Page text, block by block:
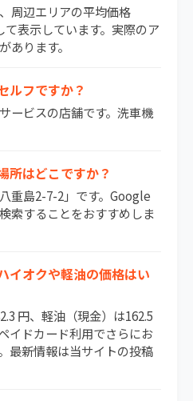
周辺エリアの平均価格
て表示しています。実際のア
あります。
ルフですか？
ービスの店舗です。洗車機
所はどこですか？
重島2-7-2」です。Google
索することをおすすめしま
イオクや軽油の価格はい
円、軽油（現金）は162.5
イドカード利用でさらにお
最新情報は当サイトの投稿